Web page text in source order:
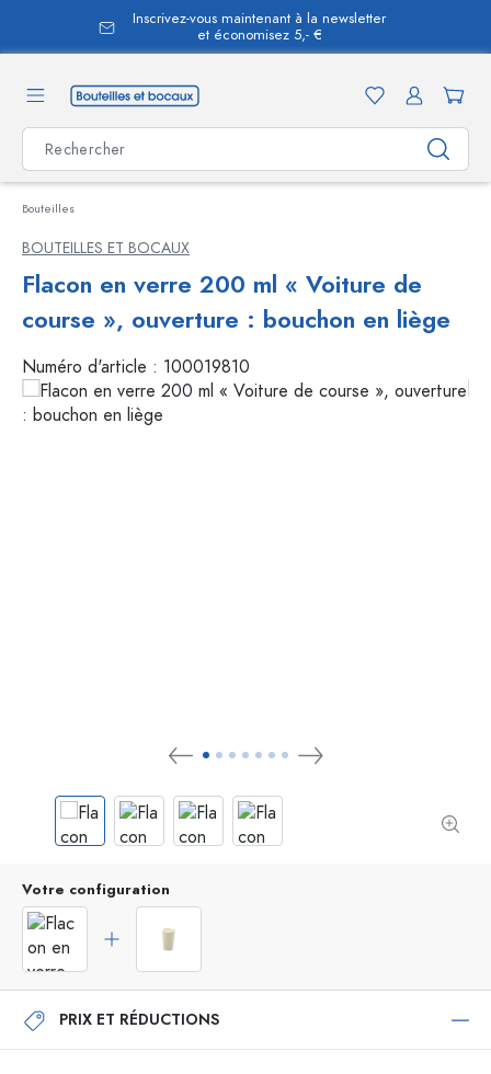
principal
Inscrivez-vous maintenant à la newsletter
et économisez 5,- €
Bouteilles
BOUTEILLES ET BOCAUX
Flacon en verre 200 ml « Voiture de
course », ouverture : bouchon en liège
Numéro d'article : 100019810
Votre configuration
PRIX ET RÉDUCTIONS